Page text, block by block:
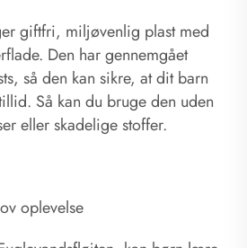
giftfri, miljøvenlig plast med
Den har gennemgået
så den kan sikre, at dit barn
Så kan du bruge den uden
eller skadelige stoffer.
oplevelse